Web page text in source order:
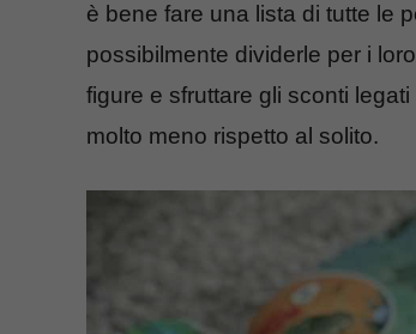
è bene fare una lista di tutte le
possibilmente dividerle per i
figure e sfruttare gli sconti
molto meno rispetto al solito.